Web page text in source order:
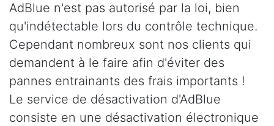
AdBlue n'est pas autorisé par la loi, bien
qu'indétectable lors du contrôle technique.
Cependant nombreux sont nos clients qui
demandent à le faire afin d'éviter des
pannes entrainants des frais importants !
Le service de désactivation d'AdBlue
consiste en une désactivation électronique